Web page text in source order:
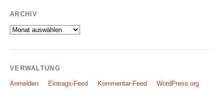
ARCHIV
Archiv
VERWALTUNG
Anmelden Eintrags-Feed Kommentar-Feed WordPress.org